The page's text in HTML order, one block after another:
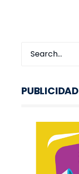
PUBLICIDAD